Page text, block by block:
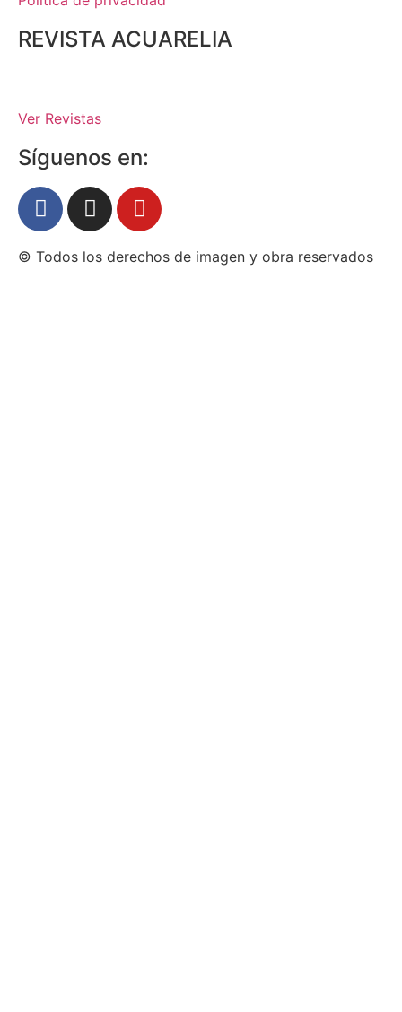
REVISTA ACUARELIA
Ver Revistas
Síguenos en:
© Todos los derechos de imagen y obra reservados